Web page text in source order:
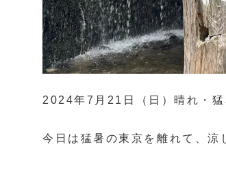
2024年7月21日（日）晴れ・猛
今日は猛暑の東京を離れて、涼